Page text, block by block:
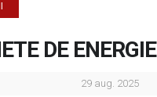
DE ENERGIE
29 aug. 2025